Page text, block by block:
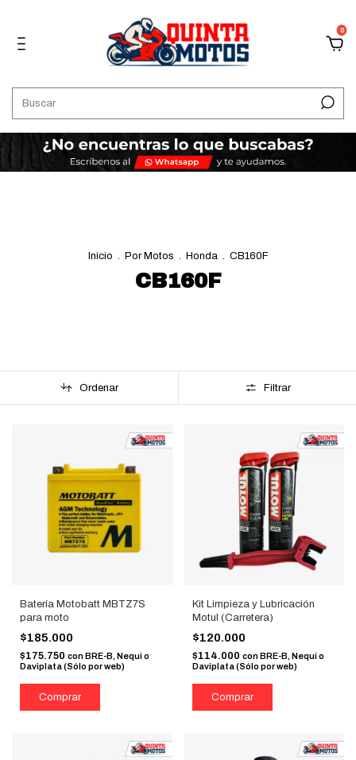
0
Inicio . Por Motos . Honda . CB160F
CB160F
Ordenar Filtrar
Batería Motobatt MBTZ7S
para moto
$185.000
$175.750 conBRE-B, Nequi o
Daviplata (Sólo por web)
Kit Limpieza y Lubricación
Motul (Carretera)
$120.000
$114.000 con BRE-B, Nequi o
Daviplata (Sólo por web)